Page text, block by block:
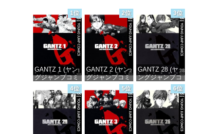
1位
GANTZ 1 (ヤン
グジャンプコミ
ックスDIGITAL)
価格：¥100
2位
GANTZ 2 (ヤン
グジャンプコミ
ックスDIGITAL)
価格：¥100
3位
GANTZ 28 (ヤ
ングジャンプコ
DIGITAL)
価格：¥100
4位 5位 6位